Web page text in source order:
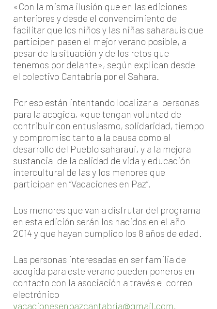
«Con la misma ilusión que en las ediciones
anteriores y desde el convencimiento de
facilitar que los niños y las niñas saharauis que
participen pasen el mejor verano posible, a
pesar de la situación y de los retos que
tenemos por delante», según explican desde
el colectivo Cantabria por el Sahara.
Por eso están intentando localizar a personas
para la acogida, «que tengan voluntad de
contribuir con entusiasmo, solidaridad, tiempo
y compromiso tanto a la causa como al
desarrollo del Pueblo saharaui, y a la mejora
sustancial de la calidad de vida y educación
intercultural de las y los menores que
participan en “Vacaciones en Paz”.
Los menores que van a disfrutar del programa
en esta edición serán los nacidos en el año
2014 y que hayan cumplido los 8 años de edad.
Las personas interesadas en ser familia de
acogida para este verano pueden poneros en
contacto con la asociación a través el correo
electrónico
vacacionesenpazcantabria@gmail.com.